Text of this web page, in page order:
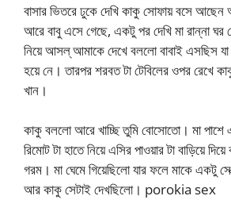
বাসার ভিতরে ঢুকে দেখি কাকু সোফায় বসে
আরে বাবু এসে গেছে, একটু পর দেখি মা রান্না
নিয়ে আসল্‌ আমাকে দেখে বললো বাবাই এসছিস
হয়ে নে। তারপর শরবত টা টেবিলের ওপর রেখে
খান।
কাকু বললো আরে খাচ্ছি তুমি বোসোতো। মা
রিমোট টা হাতে নিয়ে এসির পাওয়ার টা বাড়িয়ে
গরম। মা ঘেমে গিয়েছিলো যার ফলে মাকে একটু
আর কাকু সেটাই দেখছিলো। porokia sex